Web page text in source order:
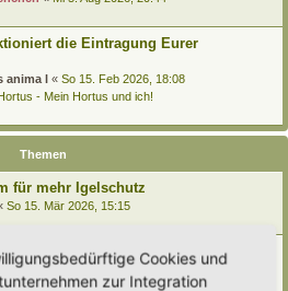
die Eintragung Eurer
anima l « So 15. Feb 2026, 18:08
- Mein Hortus und ich!
Themen
für mehr Igelschutz
So 15. Mär 2026, 15:15
«Do 22. Jan 2026, 17:20
Cookies und
zur Integration